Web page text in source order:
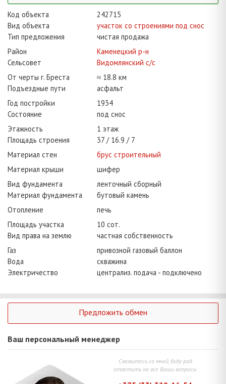
Код объекта
242715
Вид объекта
участок со строениями под снос
Тип предложения
чистая продажа
Район
Каменецкий р-н
Сельсовет
Видомлянский с/с
От черты г. Бреста
≈ 18.8 км
Подъездные пути
асфальт
Год постройки
1934
Состояние
под снос
Этажность
1 этаж
Площадь строения
37 16.9
7
Материал стен
брус строительный
Материал крыши
шифер
Вид фундамента
ленточный сборный
Материал фундамента
бутовый камень
Отопление
печь
Площадь участка
10 сот.
Вид права на землю
частная собственность
Газ
привозной газовый баллон
Вода
скважина
Электричество
централиз. подача - подключено
Предложить обмен
Ваш персональный менеджер
Свяжитесь со мной, буду рад
ответить на все Ваши вопросы